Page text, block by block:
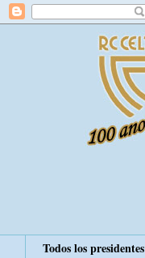
Todos los presidentes